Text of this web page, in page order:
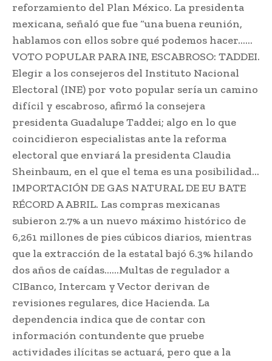
reforzamiento del Plan México. La presidenta
mexicana, señaló que fue “una buena reunión,
hablamos con ellos sobre qué podemos hacer……
VOTO POPULAR PARA INE, ESCABROSO: TADDEI.
Elegir a los consejeros del Instituto Nacional
Electoral (INE) por voto popular sería un camino
difícil y escabroso, afirmó la consejera
presidenta Guadalupe Taddei; algo en lo que
coincidieron especialistas ante la reforma
electoral que enviará la presidenta Claudia
Sheinbaum, en el que el tema es una posibilidad…
IMPORTACIÓN DE GAS NATURAL DE EU BATE
RÉCORD A ABRIL. Las compras mexicanas
subieron 2.7% a un nuevo máximo histórico de
6,261 millones de pies cúbicos diarios, mientras
que la extracción de la estatal bajó 6.3% hilando
dos años de caídas……Multas de regulador a
CIBanco, Intercam y Vector derivan de
revisiones regulares, dice Hacienda. La
dependencia indica que de contar con
información contundente que pruebe
actividades ilícitas se actuará, pero que a la